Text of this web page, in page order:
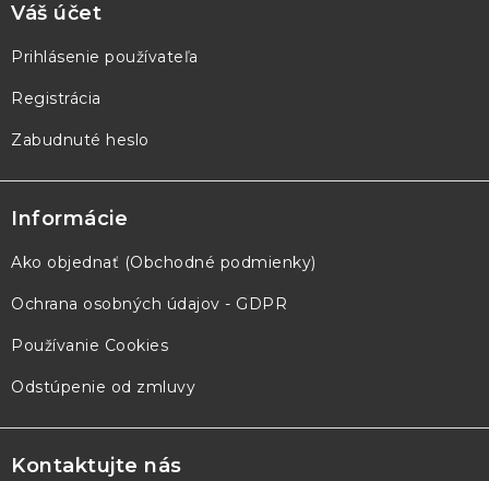
Váš účet
Prihlásenie používateľa
Registrácia
Zabudnuté heslo
Informácie
Ako objednať (Obchodné podmienky)
Ochrana osobných údajov - GDPR
Používanie Cookies
Odstúpenie od zmluvy
Kontaktujte nás